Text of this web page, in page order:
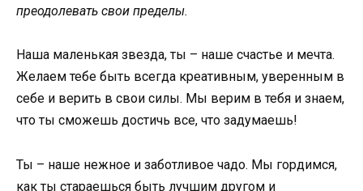
преодолевать свои пределы.
Наша маленькая звезда, ты – наше счастье и мечта.
Желаем тебе быть всегда креативным, уверенным в
себе и верить в свои силы. Мы верим в тебя и знаем,
что ты сможешь достичь все, что задумаешь!
Ты – наше нежное и заботливое чадо. Мы гордимся,
как ты стараешься быть лучшим другом и